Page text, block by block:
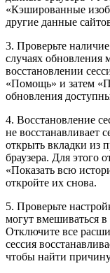
«Кэшированные
другие данные
3. Проверьте
случаях обновления
восстановлении
«Помощь» и затем
обновления
4. Восстановление
не восстанавливает
открыть вкладки из
браузера. Для этого
«Показать всю
откройте их снова.
5. Проверьте
могут вмешиваться в
Отключите все
сессия
чтобы найти